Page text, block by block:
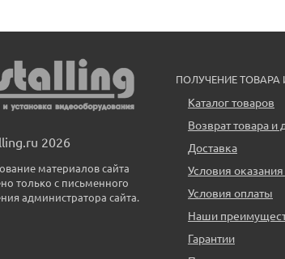
2026
материалов сайта
только с письменного
администратора сайта.
ПОЛУЧЕНИЕ ТОВАРА
Каталог товаров
Возврат товара и
Доставка
Условия оказания
Условия оплаты
Наши
Гарантии